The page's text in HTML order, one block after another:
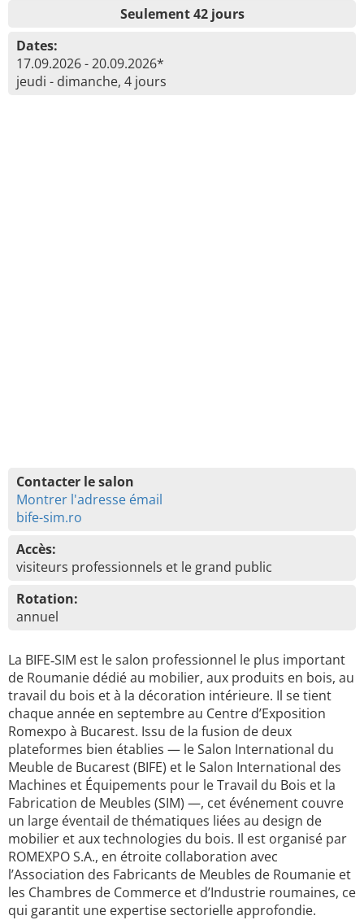
Seulement 42 jours
Dates:
17.09.2026 - 20.09.2026*
jeudi - dimanche, 4 jours
Contacter le salon
Montrer l'adresse émail
bife-sim.ro
Accès:
visiteurs professionnels et le grand public
Rotation:
annuel
La BIFE‑SIM est le salon professionnel le plus important
de Roumanie dédié au mobilier, aux produits en bois, au
travail du bois et à la décoration intérieure. Il se tient
chaque année en septembre au Centre d’Exposition
Romexpo à Bucarest. Issu de la fusion de deux
plateformes bien établies — le Salon International du
Meuble de Bucarest (BIFE) et le Salon International des
Machines et Équipements pour le Travail du Bois et la
Fabrication de Meubles (SIM) —, cet événement couvre
un large éventail de thématiques liées au design de
mobilier et aux technologies du bois. Il est organisé par
ROMEXPO S.A., en étroite collaboration avec
l’Association des Fabricants de Meubles de Roumanie et
les Chambres de Commerce et d’Industrie roumaines, ce
qui garantit une expertise sectorielle approfondie.